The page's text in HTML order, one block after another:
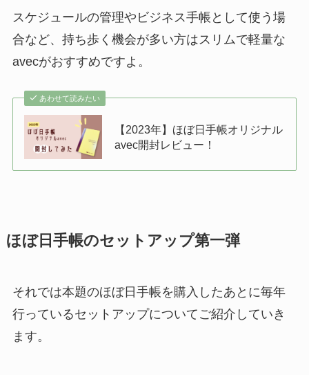
スケジュールの管理やビジネス手帳として使う場
合など、持ち歩く機会が多い方はスリムで軽量な
avecがおすすめですよ。
あわせて読みたい
【2023年】ほぼ日手帳オリジナル
avec開封レビュー！
ほぼ日手帳のセットアップ第一弾
それでは本題のほぼ日手帳を購入したあとに毎年
行っているセットアップについてご紹介していき
ます。